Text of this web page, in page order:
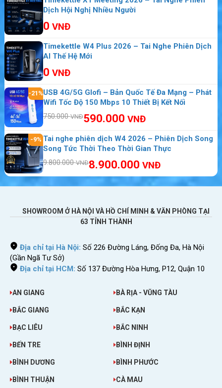
liên tục như vậy cho dù có ngồi chơi hoặc xem
phim hàng giờ liền cũng chẳng lo thiết bị hết
pin. Ngoài ra thiết bị còn hỗ trợ tính năng sạc
nhanh, giúp bạn không phải chờ đợi quá lâu.
Thiết bị phát wifi 3G/4G Netgear Aircard 782S pin dung lượng
VIDEO TRÊN TAY TRẢI NGHIỆM BỘ PHÁT NETGEAR
782S
Dịch Hội Nghị Nhiều Người
0 VNĐ
Timekettle W4 Plus 2026 – Tai Nghe Phiên Dịch
AI Thế Hệ Mới
0 VNĐ
-21%USB 4G/5G Glofi – Bản Quốc Tế Đa Mạng – Phát
Wifi Tốc Độ 150 Mbps 10 Thiết Bị Kết Nối
750.000VNĐ590.000 VNĐ
-9% Tai nghe phiên dịch W4 2026 – Phiên Dịch Song
Song Tức Thời Theo Thời Gian Thực
9.800.000VNĐ8.900.000 VNĐ
SHOWROOM Ở HÀ NỘI VÀ HỒ CHÍ MINH & VĂN PHÒNG TẠI
63 TỈNH THÀNH
Địa chỉ tại Hà Nội: Số 226 Đường Láng, Đống Đa, Hà Nội
(Gần Ngã Tư Sở)
Địa chỉ tại HCM: Số 137 Đường Hòa Hưng, P12, Quận 10
AN GIANG BÀ RỊA - VŨNG TÀU
BẮC GIANG BẮC KẠN
BẠC LIÊU BẮC NINH
BẾN TRE BÌNH ĐỊNH
BÌNH DƯƠNG BÌNH PHƯỚC
BÌNH THUẬN CÀ MAU